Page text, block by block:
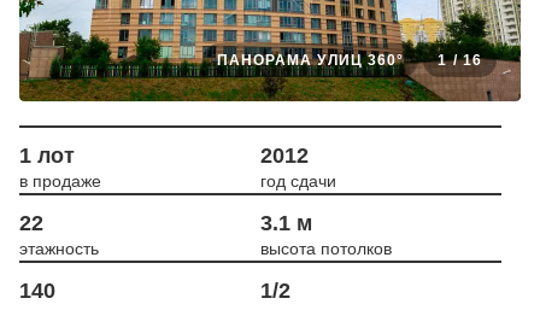
1/16
ПАНОРАМА УЛИЦ 360°
1 лот
в продаже
2012
год сдачи
22
этажность
3.1 м
высота потолков
140 1/2